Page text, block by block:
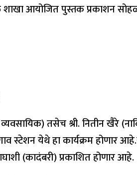
शाखा आयोजित पुस्तक प्रकाशन
तसेच श्री. नितीन खैरे
स्टेशन येथे हा कार्यक्रम होणार
(कादंबरी) प्रकाशित होणार आहे.